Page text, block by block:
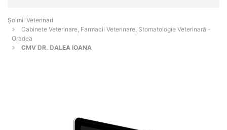
Șoimii Veterinari
Cabinete Veterinare, Farmacii Veterinare, Stomatologie Veterinară -
Oradea
CMV DR. DALEA IOANA